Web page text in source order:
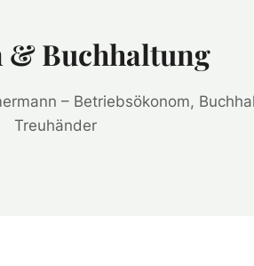
& Buchhaltung
– Betriebsökonom,
Treuhänder